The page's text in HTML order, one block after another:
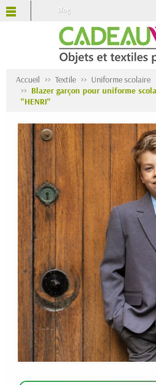
Blog
Accueil Textile
Uniforme scolaire
Blazer garçon pour uniforme
"HENRI"